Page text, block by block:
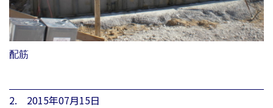
配筋
2. 2015年07月15日